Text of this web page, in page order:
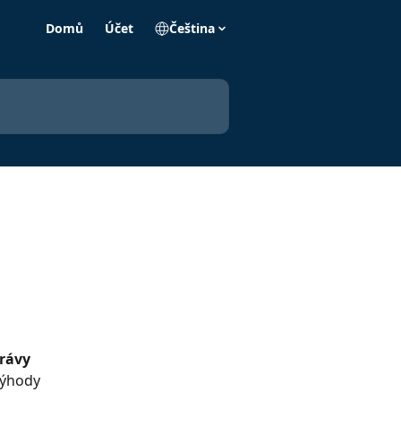
Domů Účet Čeština